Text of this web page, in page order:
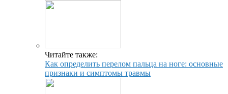
Читайте также:
Как определить перелом пальца на ноге: основные
признаки и симптомы травмы